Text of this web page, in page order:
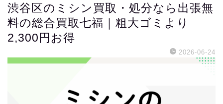
渋谷区のミシン買取・処分なら出張無
料の総合買取七福｜粗大ゴミより
2,300円お得
2026-06-24